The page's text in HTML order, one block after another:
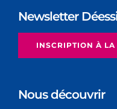
Newsletter
INSCRIPTION À LA
Nous découvrir